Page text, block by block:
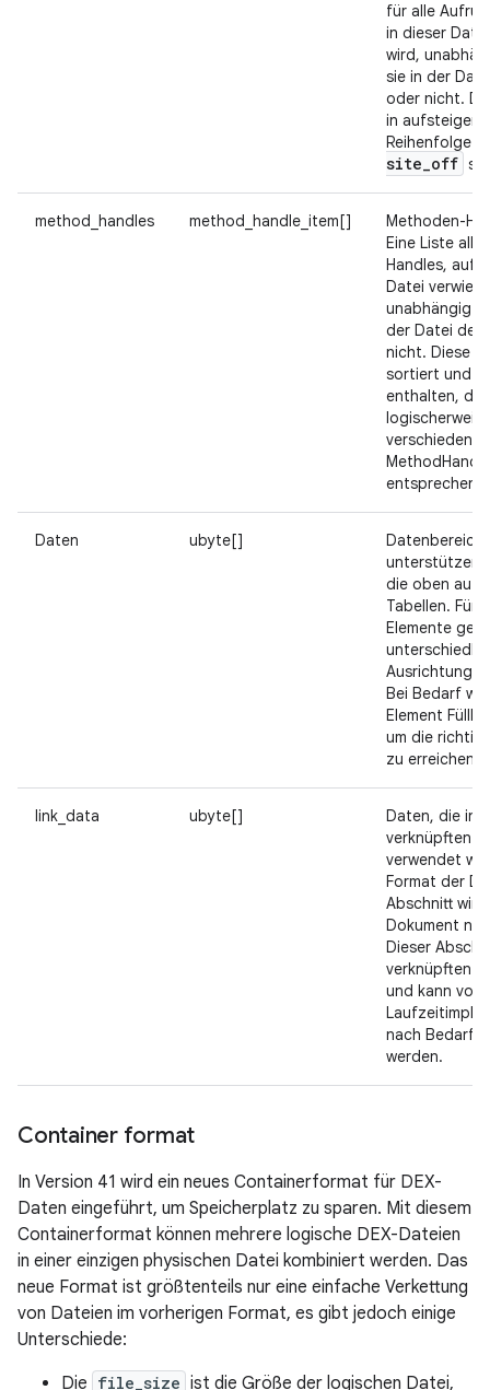
für alle
in dieser
wird,
sie in der
oder nicht.
in
Reihenfolge
site_off
method_handles method_handle_item[]
Methoden-
Eine Liste
Handles, auf
Datei
unabhängig
der Datei
nicht. Diese
sortiert und
enthalten, die
logischerweise
verschiedenen
entsprechen.
Daten ubyte[]
Datenbereich
die oben
Tabellen. Für
Elemente
Bei Bedarf
Element
um die
zu erreichen.
link_data ubyte[]
Daten, die in
verknüpften
verwendet
Format der
Abschnitt wird
Dokument
Dieser
verknüpften
und kann von
nach Bedarf
werden.
Container format
In Version 41 wird ein neues Containerformat für DEX-
Daten eingeführt, um Speicherplatz zu sparen. Mit diesem
Containerformat können mehrere logische DEX-Dateien
in einer einzigen physischen Datei kombiniert werden. Das
neue Format ist größtenteils nur eine einfache Verkettung
von Dateien im vorherigen Format, es gibt jedoch einige
Unterschiede:
Die file_size ist die Größe der logischen Datei,